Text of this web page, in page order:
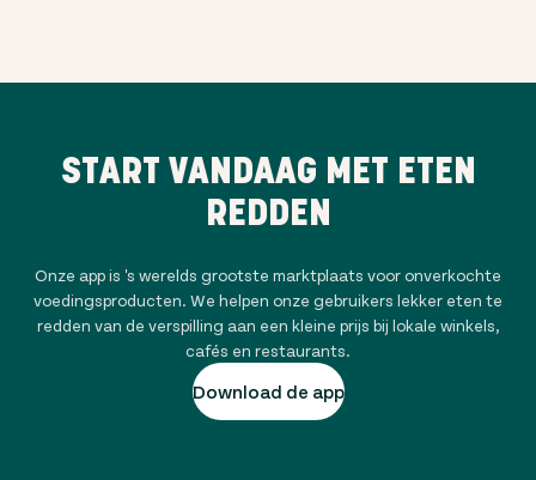
START VANDAAG MET ETEN
REDDEN
Onze app is 's werelds grootste marktplaats voor onverkochte
voedingsproducten. We helpen onze gebruikers lekker eten te
redden van de verspilling aan een kleine prijs bij lokale winkels,
cafés en restaurants.
Download de app